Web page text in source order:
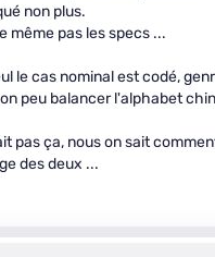
non plus.
même pas les specs ...
le cas nominal est codé,
peu balancer l'alphabet
pas ça, nous on sait
des deux ...